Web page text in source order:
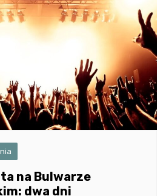
na Bulwarze
dwa dni